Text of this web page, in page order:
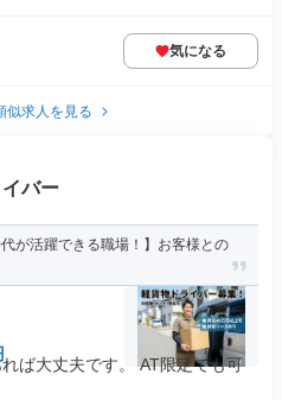
気になる
似求人を見る
バー
が活躍できる職場！】お客様との
ば大丈夫です。 AT限定でも可